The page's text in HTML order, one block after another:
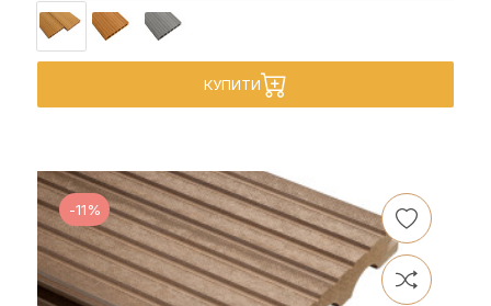
КУПИТИ
-11%